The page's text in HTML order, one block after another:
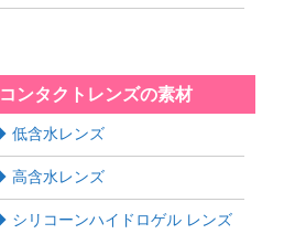
コンタクトレンズの素材
低含水レンズ
高含水レンズ
シリコーンハイドロゲル レンズ